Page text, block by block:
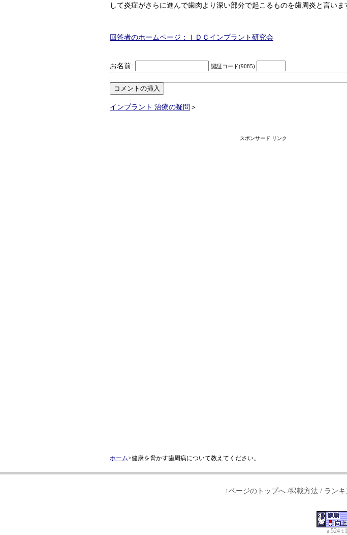
して炎症がさらに進んで歯肉より深い部分で起こるものを歯周炎と言いま
回答者のホームページ：ＩＤＣインプラント研究会
お名前: 認証コード(9085)
インプラント 治療の疑問 ＞
スポンサード リンク
ホーム>健康を脅かす歯周病について教えてください。
↑ページのトップへ/掲載方法/ ラン
a:524